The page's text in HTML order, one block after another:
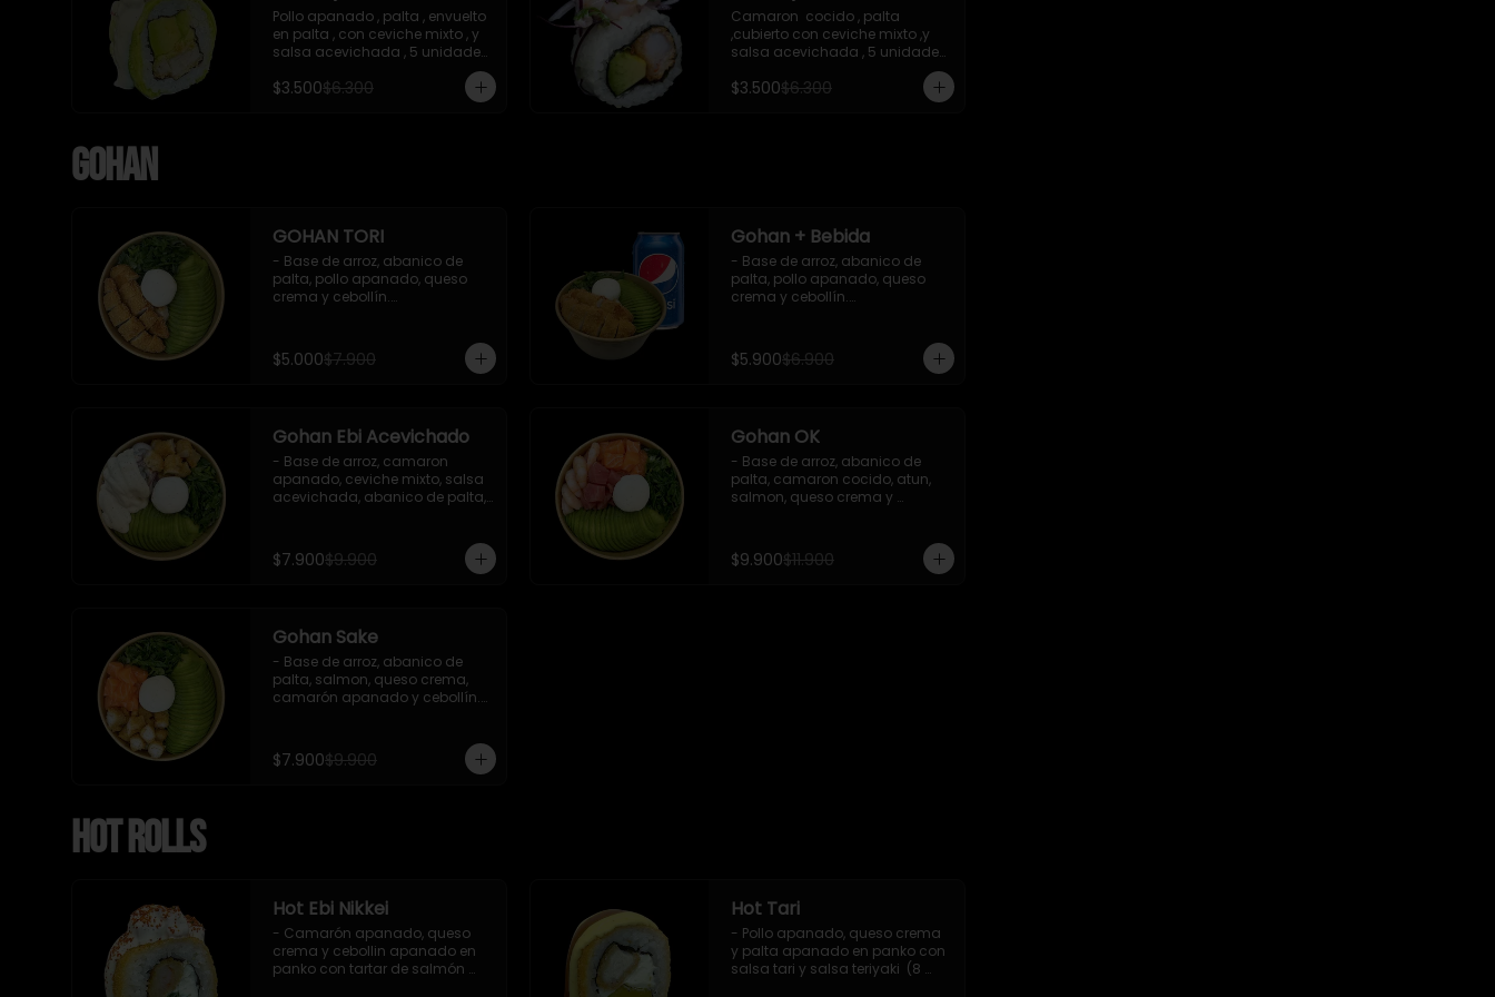
Pollo apanado , palta , envuelto
en palta , con ceviche mixto , y
salsa acevichada , 5 unidades
$3.500$6.300
Camaron  cocido , palta
,cubierto con ceviche mixto ,y
salsa acevichada , 5 unidades
$3.500$6.300
Gohan
GOHAN TORI
- Base de arroz, abanico de
palta, pollo apanado, queso
crema y cebollín.
$5.000$7.900
Gohan + Bebida
- Base de arroz, abanico de
palta, pollo apanado, queso
crema y cebollín.
disponibilidad)
$5.900$6.900
Gohan Ebi Acevichado
- Base de arroz, camaron
apanado, ceviche mixto, salsa
acevichada, abanico de palta,
$7.900$9.900
Gohan OK
- Base de arroz, abanico de
palta, camaron cocido, atun,
salmon, queso crema y
$9.900$11.900
Gohan Sake
- Base de arroz, abanico de
palta, salmon, queso crema,
camarón apanado y cebollín.
$7.900$9.900
Hot Rolls
Hot Ebi Nikkei
- Camarón apanado, queso
crema y cebollin apanado en
panko con tartar de salmón
Hot Tari
- Pollo apanado, queso crema
y palta apanado en panko con
salsa tari y salsa teriyaki  (8